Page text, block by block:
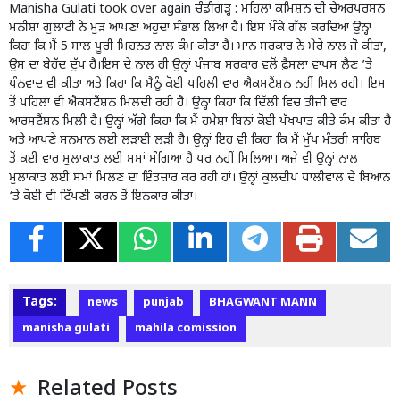
Manisha Gulati took over again ਚੰਡੀਗੜ੍ਹ : ਮਹਿਲਾ ਕਮਿਸ਼ਨ ਦੀ ਚੇਅਰਪਰਸਨ
ਮਨੀਸ਼ਾ ਗੁਲਾਟੀ ਨੇ ਮੁੜ ਆਪਣਾ ਅਹੁਦਾ ਸੰਭਾਲ ਲਿਆ ਹੈ। ਇਸ ਮੌਕੇ ਗੱਲ ਕਰਦਿਆਂ ਉਨ੍ਹਾਂ
ਕਿਹਾ ਕਿ ਮੈਂ 5 ਸਾਲ ਪੂਰੀ ਮਿਹਨਤ ਨਾਲ ਕੰਮ ਕੀਤਾ ਹੈ। ਮਾਨ ਸਰਕਾਰ ਨੇ ਮੇਰੇ ਨਾਲ ਜੋ ਕੀਤਾ,
ਉਸ ਦਾ ਬੇਹੱਦ ਦੁੱਖ ਹੈ।ਇਸ ਦੇ ਨਾਲ ਹੀ ਉਨ੍ਹਾਂ ਪੰਜਾਬ ਸਰਕਾਰ ਵਲੋਂ ਫ਼ੈਸਲਾ ਵਾਪਸ ਲੈਣ ’ਤੇ
ਧੰਨਵਾਦ ਵੀ ਕੀਤਾ ਅਤੇ ਕਿਹਾ ਕਿ ਮੈਨੂੰ ਕੋਈ ਪਹਿਲੀ ਵਾਰ ਐਕਸਟੈਂਸ਼ਨ ਨਹੀਂ ਮਿਲ ਰਹੀ। ਇਸ
ਤੋਂ ਪਹਿਲਾਂ ਵੀ ਐਕਸਟੈਂਸ਼ਨ ਮਿਲਦੀ ਰਹੀ ਹੈ। ਉਨ੍ਹਾਂ ਕਿਹਾ ਕਿ ਦਿੱਲੀ ਵਿਚ ਤੀਜੀ ਵਾਰ
ਆਰਸਟੈਂਸ਼ਨ ਮਿਲੀ ਹੈ। ਉਨ੍ਹਾਂ ਅੱਗੇ ਕਿਹਾ ਕਿ ਮੈਂ ਹਮੇਸ਼ਾ ਬਿਨਾਂ ਕੋਈ ਪੱਖਪਾਤ ਕੀਤੇ ਕੰਮ ਕੀਤਾ ਹੈ
ਅਤੇ ਆਪਣੇ ਸਨਮਾਨ ਲਈ ਲੜਾਈ ਲੜੀ ਹੈ। ਉਨ੍ਹਾਂ ਇਹ ਵੀ ਕਿਹਾ ਕਿ ਮੈਂ ਮੁੱਖ ਮੰਤਰੀ ਸਾਹਿਬ
ਤੋਂ ਕਈ ਵਾਰ ਮੁਲਾਕਾਤ ਲਈ ਸਮਾਂ ਮੰਗਿਆ ਹੈ ਪਰ ਨਹੀਂ ਮਿਲਿਆ। ਅਜੇ ਵੀ ਉਨ੍ਹਾਂ ਨਾਲ
ਮੁਲਾਕਾਤ ਲਈ ਸਮਾਂ ਮਿਲਣ ਦਾ ਇੰਤਜ਼ਾਰ ਕਰ ਰਹੀ ਹਾਂ। ਉਨ੍ਹਾਂ ਕੁਲਦੀਪ ਧਾਲੀਵਾਲ ਦੇ ਬਿਆਨ
‘ਤੇ ਕੋਈ ਵੀ ਟਿੱਪਣੀ ਕਰਨ ਤੋਂ ਇਨਕਾਰ ਕੀਤਾ।
Tags: news punjab
BHAGWANT MANN
manisha gulati
mahila comission
Related Posts